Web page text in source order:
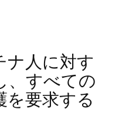
ナ人に対す
、すべての
を要求する